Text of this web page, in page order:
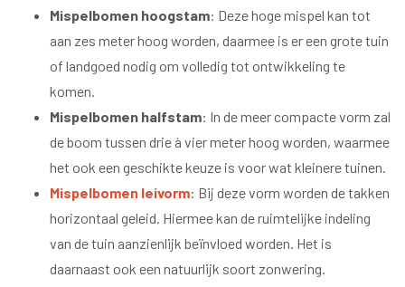
Mispelbomen hoogstam: Deze hoge mispel kan tot
aan zes meter hoog worden, daarmee is er een grote tuin
of landgoed nodig om volledig tot ontwikkeling te
komen.
Mispelbomen halfstam: In de meer compacte vorm zal
de boom tussen drie à vier meter hoog worden, waarmee
het ook een geschikte keuze is voor wat kleinere tuinen.
Mispelbomen leivorm: Bij deze vorm worden de takken
horizontaal geleid. Hiermee kan de ruimtelijke indeling
van de tuin aanzienlijk beïnvloed worden. Het is
daarnaast ook een natuurlijk soort zonwering.